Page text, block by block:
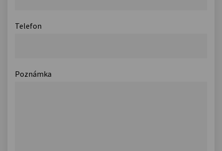
Telefon
Poznámka